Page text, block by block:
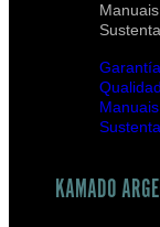
Manuais
Garantía
Manuais
KAMADO